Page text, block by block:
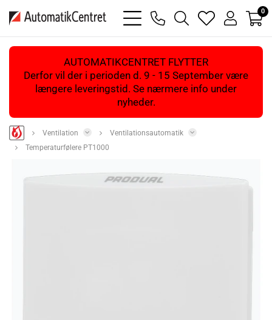
bars
light
phone
magnifying
glass
heart
light
user
light
0
AUTOMATIKCENTRET FLYTTER
Derfor vil der i perioden d. 9 - 15 September være
længere leveringstid. Se nærmere info under
nyheder.
Ventilation
Ventilationsautomatik
Temperaturfølere PT1000